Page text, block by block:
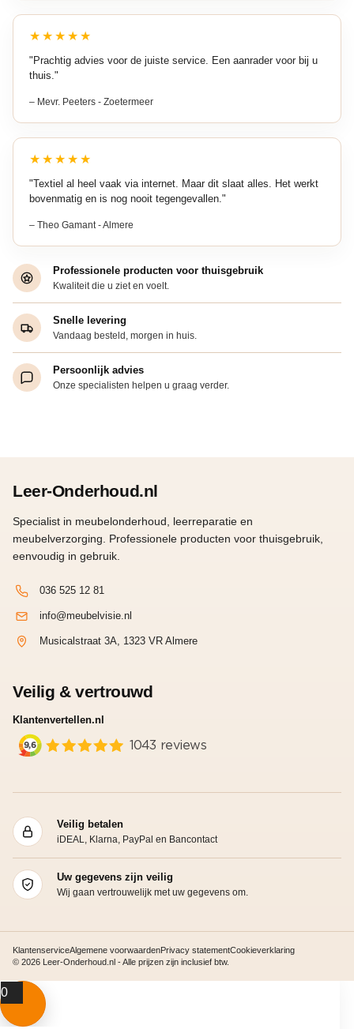
★★★★★
"Prachtig advies voor de juiste service. Een aanrader voor bij u
thuis."
– Mevr. Peeters - Zoetermeer
★★★★★
"Textiel al heel vaak via internet. Maar dit slaat alles. Het werkt
bovenmatig en is nog nooit tegengevallen."
– Theo Gamant - Almere
Professionele producten voor thuisgebruik
Kwaliteit die u ziet en voelt.
Snelle levering
Vandaag besteld, morgen in huis.
Persoonlijk advies
Onze specialisten helpen u graag verder.
Leer-Onderhoud.nl
Specialist in meubelonderhoud, leerreparatie en
meubelverzorging. Professionele producten voor thuisgebruik,
eenvoudig in gebruik.
036 525 12 81
info@meubelvisie.nl
Musicalstraat 3A, 1323 VR Almere
Veilig & vertrouwd
Klantenvertellen.nl
Veilig betalen
iDEAL, Klarna, PayPal en Bancontact
Uw gegevens zijn veilig
Wij gaan vertrouwelijk met uw gegevens om.
KlantenserviceAlgemene voorwaardenPrivacy statementCookieverklaring
© 2026 Leer-Onderhoud.nl - Alle prijzen zijn inclusief btw.
0